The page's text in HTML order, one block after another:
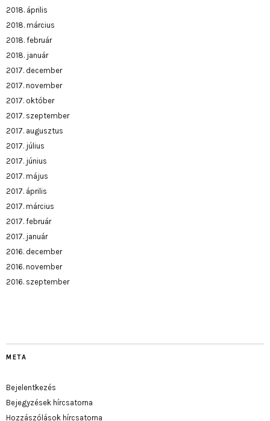
2018. április
2018. március
2018. február
2018. január
2017. december
2017. november
2017. október
2017. szeptember
2017. augusztus
2017. július
2017. június
2017. május
2017. április
2017. március
2017. február
2017. január
2016. december
2016. november
2016. szeptember
META
Bejelentkezés
Bejegyzések hírcsatorna
Hozzászólások hírcsatorna